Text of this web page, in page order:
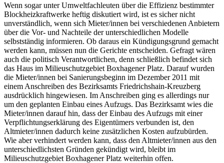
Wenn sogar unter Umweltfachleuten über die Effizienz bestimmter
Blockheizkraftwerke heftig diskutiert wird, ist es sicher nicht
unverständlich, wenn sich Mieter/innen bei verschiedenen Anbietern
über die Vor- und Nachteile der unterschiedlichen Modelle
selbstständig informieren. Ob daraus ein Kündigungsgrund gemacht
werden kann, müssen nun die Gerichte entscheiden. Gefragt wären
auch die politisch Verantwortlichen, denn schließlich befindet sich
das Haus im Milieuschutzgebiet Boxhagener Platz. Darauf wurden
die Mieter/innen bei Sanierungsbeginn im Dezember 2011 mit
einem Anschreiben des Bezirksamts Friedrichshain-Kreuzberg
ausdrücklich hingewiesen. Im Anschreiben ging es allerdings nur
um den geplanten Einbau eines Aufzugs. Das Bezirksamt wies die
Mieter/innen darauf hin, dass der Einbau des Aufzugs mit einer
Verpflichtungserklärung des Eigentümers verbunden ist, den
Altmieter/innen dadurch keine zusätzlichen Kosten aufzubürden.
Wie aber verhindert werden kann, dass den Altmieter/innen aus den
unterschiedlichsten Gründen gekündigt wird, bleibt im
Milieuschutzgebiet Boxhagener Platz weiterhin offen.